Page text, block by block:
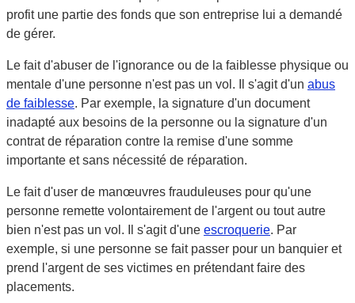
profit une partie des fonds que son entreprise lui a demandé
de gérer.
Le fait d'abuser de l'ignorance ou de la faiblesse physique ou
mentale d'une personne n'est pas un vol. Il s'agit d'un abus
de faiblesse. Par exemple, la signature d'un document
inadapté aux besoins de la personne ou la signature d'un
contrat de réparation contre la remise d'une somme
importante et sans nécessité de réparation.
Le fait d'user de manœuvres frauduleuses pour qu'une
personne remette volontairementde l'argent ou tout autre
bien n'est pas un vol. Il s'agit d'une escroquerie. Par
exemple, si une personne se fait passer pour un banquier et
prend l'argent de ses victimes en prétendant faire des
placements.